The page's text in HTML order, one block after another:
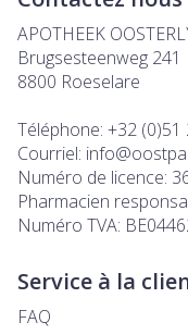
APOTHEEK
Brugsesteenweg 241
8800 Roeselare
Téléphone: +32 (0)51
Courriel: info@
Numéro de licence:
Pharmacien
Numéro TVA:
Service à la
FAQ